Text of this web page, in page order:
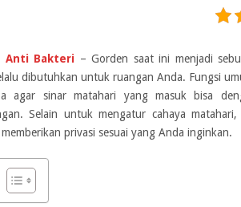
Anti Bakteri – Gorden saat ini menjadi
dibutuhkan untuk ruangan Anda. Fungsi
agar sinar matahari yang masuk bisa
Selain untuk mengatur cahaya
privasi sesuai yang Anda inginkan.